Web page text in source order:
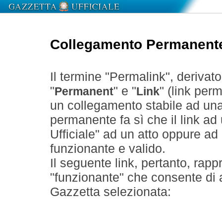
Collegamento
Il termine "Permalink",
" Permanent" e " Link" (link
un collegamento stabile ad
permanente fa sì che il link
Ufficiale" ad un atto oppure
funzionante e valido.
Il seguente link, pertanto,
"funzionante" che consente
Gazzetta selezionata: